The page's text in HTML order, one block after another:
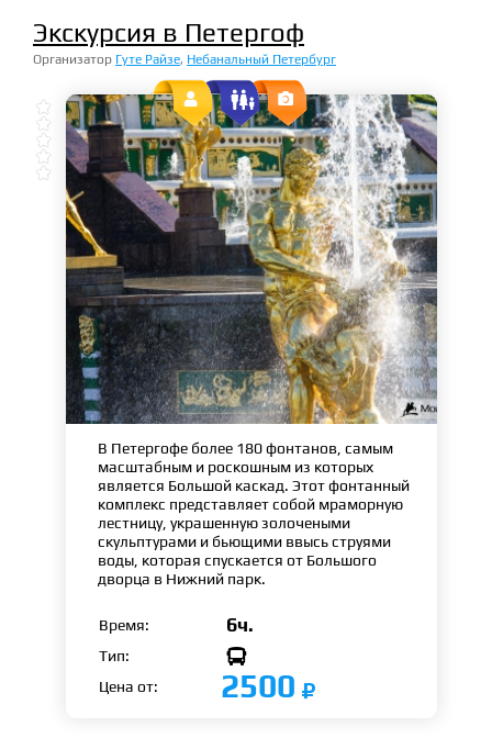
Экскурсия в Петергоф
Организатор Гуте Райзе, Небанальный Петербург
 





В Петергофе более 180 фонтанов, самым
масштабным и роскошным из которых
является Большой каскад. Этот фонтанный
комплекс представляет собой мраморную
лестницу, украшенную золочеными
скульптурами и бьющими ввысь струями
воды, которая спускается от Большого
дворца в Нижний парк.
Время: 6ч.
Тип: 
Цена от: 2500